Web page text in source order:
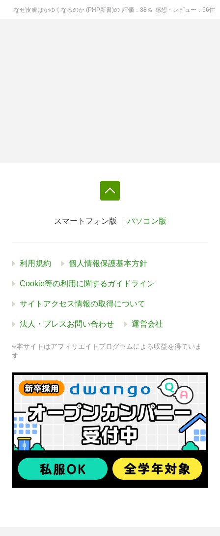
なぜ皮膚はかゆくなるのか (PHP新書)の 評価 88 ％ 感想・レビュー 56件
スマートフォン版 パソコン版
利用規約 個人情報保護基本方針
Cookie等の利用に関するガイドライン
サイトアクセス情報の取得について
法人・プレスお問い合わせ 運営会社
※本サイトはアフィリエイトプログラムによる収益を得ていま
す